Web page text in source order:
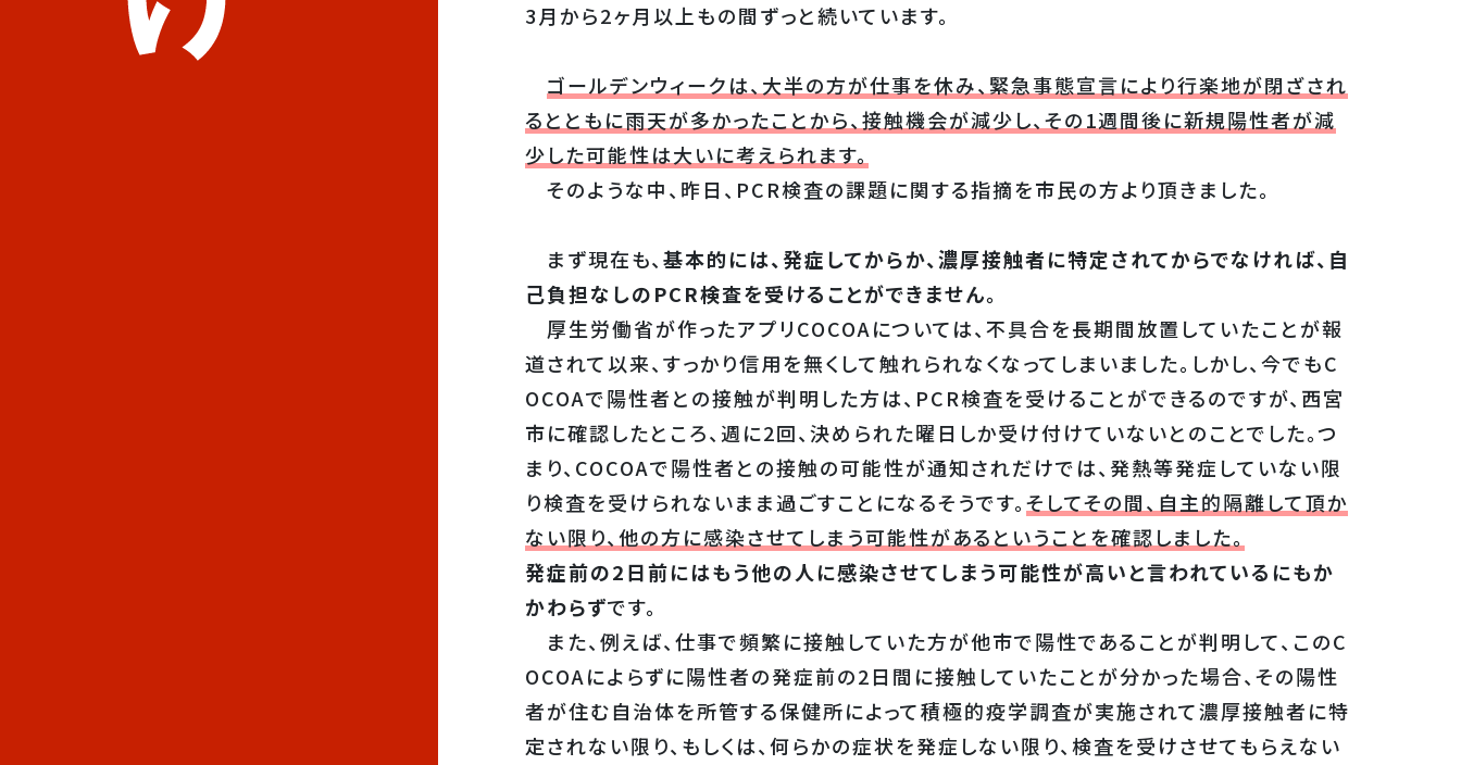
3月から2ヶ月以上もの間ずっと続いています。
ゴールデンウィークは、大半の方が仕事を休み、緊急事態宣言により行楽地が閉ざされ
るとともに雨天が多かったことから、接触機会が減少し、その1週間後に新規陽性者が減
少した可能性は大いに考えられます。
そのような中、昨日、PCR検査の課題に関する指摘を市民の方より頂きました。
まず現在も、基本的には、発症してからか、濃厚接触者に特定されてからでなければ、自
己負担なしのPCR検査を受けることができません。
厚生労働省が作ったアプリCOCOAについては、不具合を長期間放置していたことが報
道されて以来、すっかり信用を無くして触れられなくなってしまいました。しかし、今でもC
OCOAで陽性者との接触が判明した方は、PCR検査を受けることができるのですが、西宮
市に確認したところ、週に2回、決められた曜日しか受け付けていないとのことでした。つ
まり、COCOAで陽性者との接触の可能性が通知されだけでは、発熱等発症していない限
り検査を受けられないまま過ごすことになるそうです。そしてその間、自主的隔離して頂か
ない限り、他の方に感染させてしまう可能性があるということを確認しました。
発症前の2日前にはもう他の人に感染させてしまう可能性が高いと言われているにもか
かわらずです。
また、例えば、仕事で頻繁に接触していた方が他市で陽性であることが判明して、このC
OCOAによらずに陽性者の発症前の2日間に接触していたことが分かった場合、その陽性
者が住む自治体を所管する保健所によって積極的疫学調査が実施されて濃厚接触者に特
定されない限り、もしくは、何らかの症状を発症しない限り、検査を受けさせてもらえない